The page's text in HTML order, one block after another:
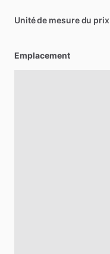
Unité de mesure du prix
Emplacement